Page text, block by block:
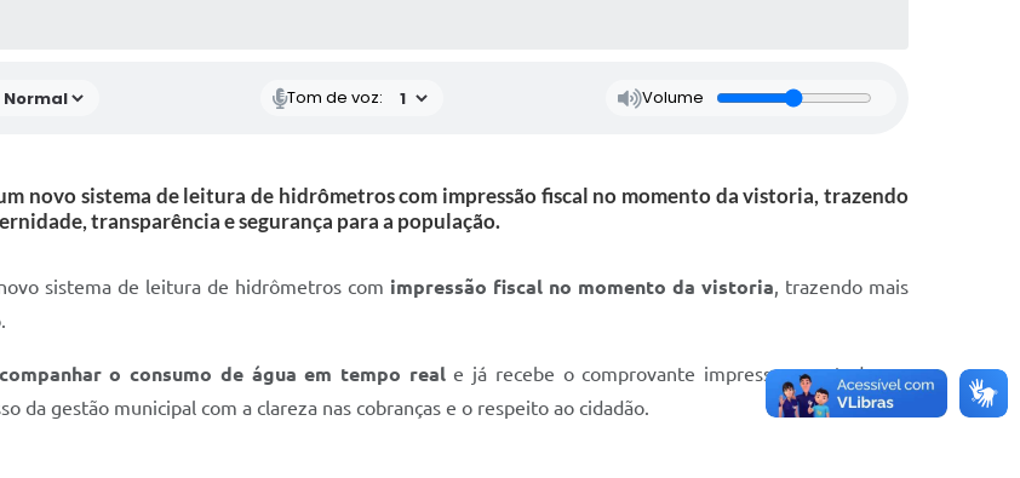
Tom de voz: Volume
novo sistema de leitura de hidrômetros com impressão fiscal no momento da vistoria, trazendo
transparência e segurança para a população.
sistema de leitura de hidrômetros com impressão fiscal no momento da vistoria, trazendo mais
o consumo de água em tempo reale já recebe o comprovante impresso com todas as
da gestão municipal com a clareza nas cobranças e o respeito ao cidadão.